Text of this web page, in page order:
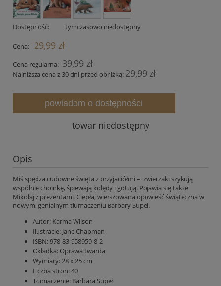
Dostępność: tymczasowo niedostępny
Cena: 29,99 zł
Cena regularna: 39,99 zł
Najniższa cena z 30 dni przed obniżką:29,99 zł
powiadom o dostępności
towar niedostępny
Opis
Miś spędza cudowne święta z przyjaciółmi – zwierzaki szykują
wspólnie choinkę, śpiewają kolędy i gotują. Pojawia się także
Mikołaj z prezentami. Ciepła, wierszowana opowieść świąteczna w
nowym, genialnym tłumaczeniu Barbary Supeł.
Autor: Karma Wilson
Ilustracje: Jane Chapman
ISBN:978-83-958959-8-2
Okładka: Oprawa twarda
Wymiary:28 x 25 cm
Liczba stron:40
Tłumaczenie: Barbara Supeł